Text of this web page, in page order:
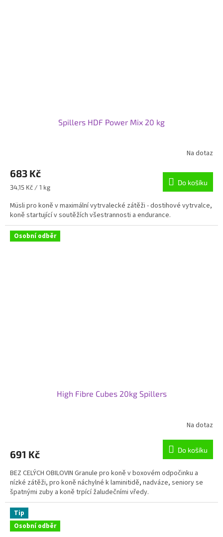
Spillers HDF Power Mix 20 kg
Na dotaz
683 Kč
Měrná
34,15 Kč / 1 kg
Do košíku
Müsli pro koně v maximální vytrvalecké zátěži - dostihové vytrvalce,
koně startující v soutěžích všestrannosti a endurance.
Osobní odběr
High Fibre Cubes 20kg Spillers
Na dotaz
691 Kč Do košíku
BEZ CELÝCH OBILOVIN Granule pro koně v boxovém odpočinku a
nízké zátěži, pro koně náchylné k laminitidě, nadváze, seniory se
špatnými zuby a koně trpící žaludečními vředy.
Tip
Osobní odběr